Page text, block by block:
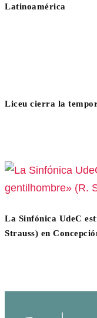
Latinoamérica
Liceu cierra la
La Sinfónica UdeC
Strauss) en